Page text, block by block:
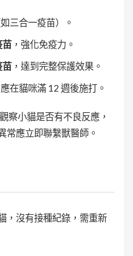
如三合一疫苗）。
苗 ，強化免疫力。
苗 ，達到完整保護效果。
在貓咪滿 12 週後施打。
察小貓是否有不良反應，
常應立即聯繫獸醫師。
，沒有接種紀錄，需重新